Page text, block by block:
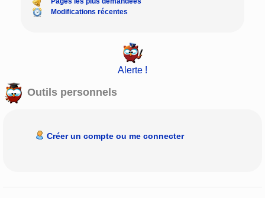
Modifications récentes
Alerte !
Outils personnels
Créer un compte ou me connecter